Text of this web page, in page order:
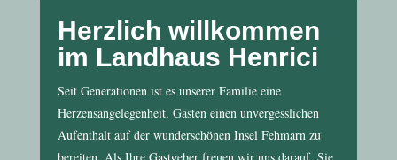
Herzlich willkommen
im Landhaus Henrici
Seit Generationen ist es unserer Familie eine
Herzensangelegenheit, Gästen einen unvergesslichen
Aufenthalt auf der wunderschönen Insel Fehmarn zu
bereiten. Als Ihre Gastgeber freuen wir uns darauf, Sie